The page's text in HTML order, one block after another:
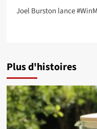
Joel Burston lance
Plus d'histoires